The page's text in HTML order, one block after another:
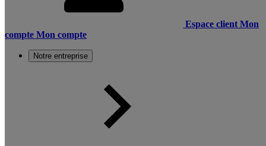
Espace client Mon
compte Mon compte
Notre entreprise